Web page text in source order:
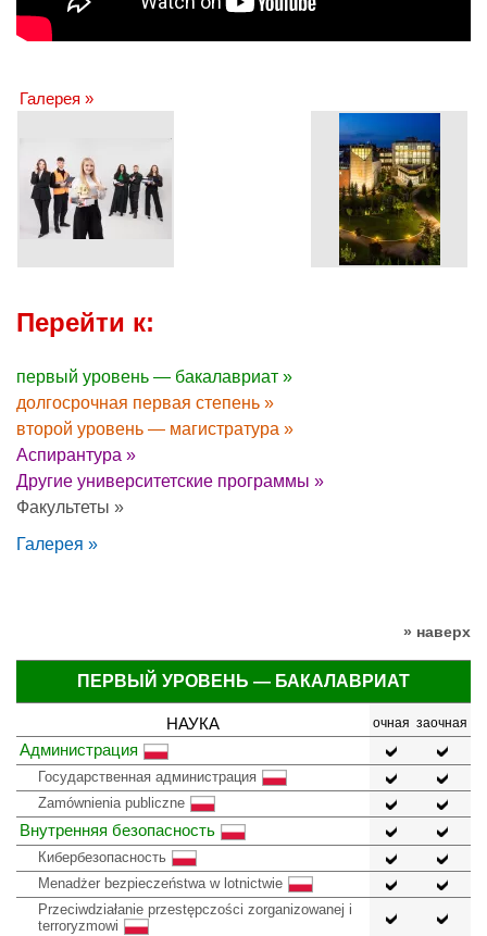
Галерея »
Перейти к:
первый уровень — бакалавриат »
долгосрочная первая степень »
второй уровень — магистратура »
Аспирантура »
Другие университетские программы »
Факультеты »
Галерея »
» наверх
ПЕРВЫЙ УРОВЕНЬ — БАКАЛАВРИАТ
НАУКА очная заочная
Администрация
Государственная администрация
Zamównienia publiczne
Внутренняя безопасность
Кибербезопасность
Menadżer bezpieczeństwa w lotnictwie
Przeciwdziałanie przestępczości zorganizowanej i
terroryzmowi